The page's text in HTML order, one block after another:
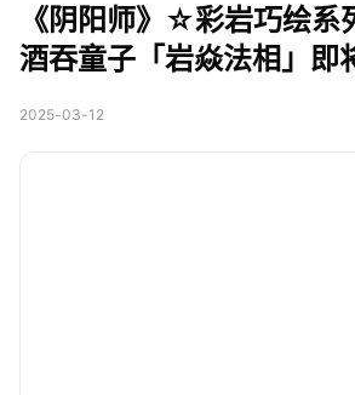
《阴阳师》☆彩岩巧绘系
酒吞童子「岩焱法相」
2025-03-12